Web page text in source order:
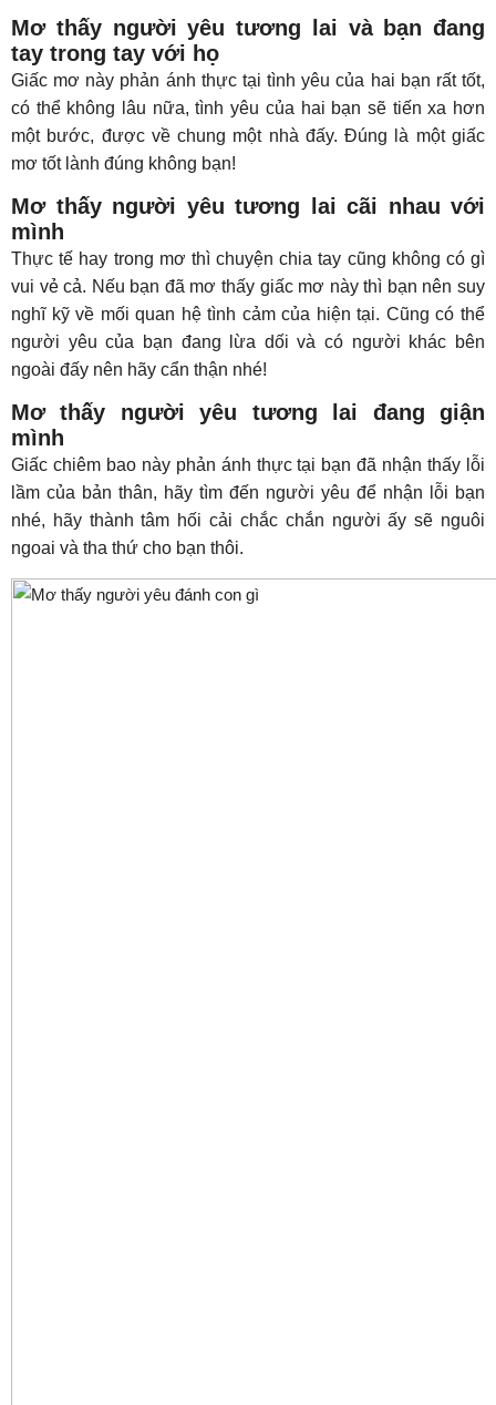
Mơ thấy người yêu tương lai và bạn đang
tay trong tay với họ
Giấc mơ này phản ánh thực tại tình yêu của hai bạn rất tốt,
có thể không lâu nữa, tình yêu của hai bạn sẽ tiến xa hơn
một bước, được về chung một nhà đấy. Đúng là một giấc
mơ tốt lành đúng không bạn!
Mơ thấy người yêu tương lai cãi nhau với
mình
Thực tế hay trong mơ thì chuyện chia tay cũng không có gì
vui vẻ cả. Nếu bạn đã mơ thấy giấc mơ này thì bạn nên suy
nghĩ kỹ về mối quan hệ tình cảm của hiện tại. Cũng có thể
người yêu của bạn đang lừa dối và có người khác bên
ngoài đấy nên hãy cẩn thận nhé!
Mơ thấy người yêu tương lai đang giận
mình
Giấc chiêm bao này phản ánh thực tại bạn đã nhận thấy lỗi
lầm của bản thân, hãy tìm đến người yêu để nhận lỗi bạn
nhé, hãy thành tâm hối cải chắc chắn người ấy sẽ nguôi
ngoai và tha thứ cho bạn thôi.